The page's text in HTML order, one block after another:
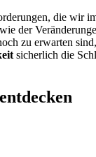
die wir
der
zu erwarten sind,
sicherlich die